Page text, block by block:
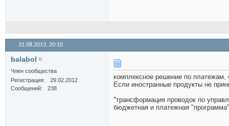
31.08.2013, 20:10
balabol
Член сообщества
Регистрация
29.02.2012
Сообщений
238
комплексное решение по
Если иностранные продукты не
"трансформация проводок по
бюджетная и платежная